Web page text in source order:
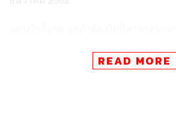
ผ่านบัญชีเงินฝากที่ผูกกับ Application
ธนาคาร ให้แก่ลูกค้าที่มีคุณสมบัติตามที่
READ MORE